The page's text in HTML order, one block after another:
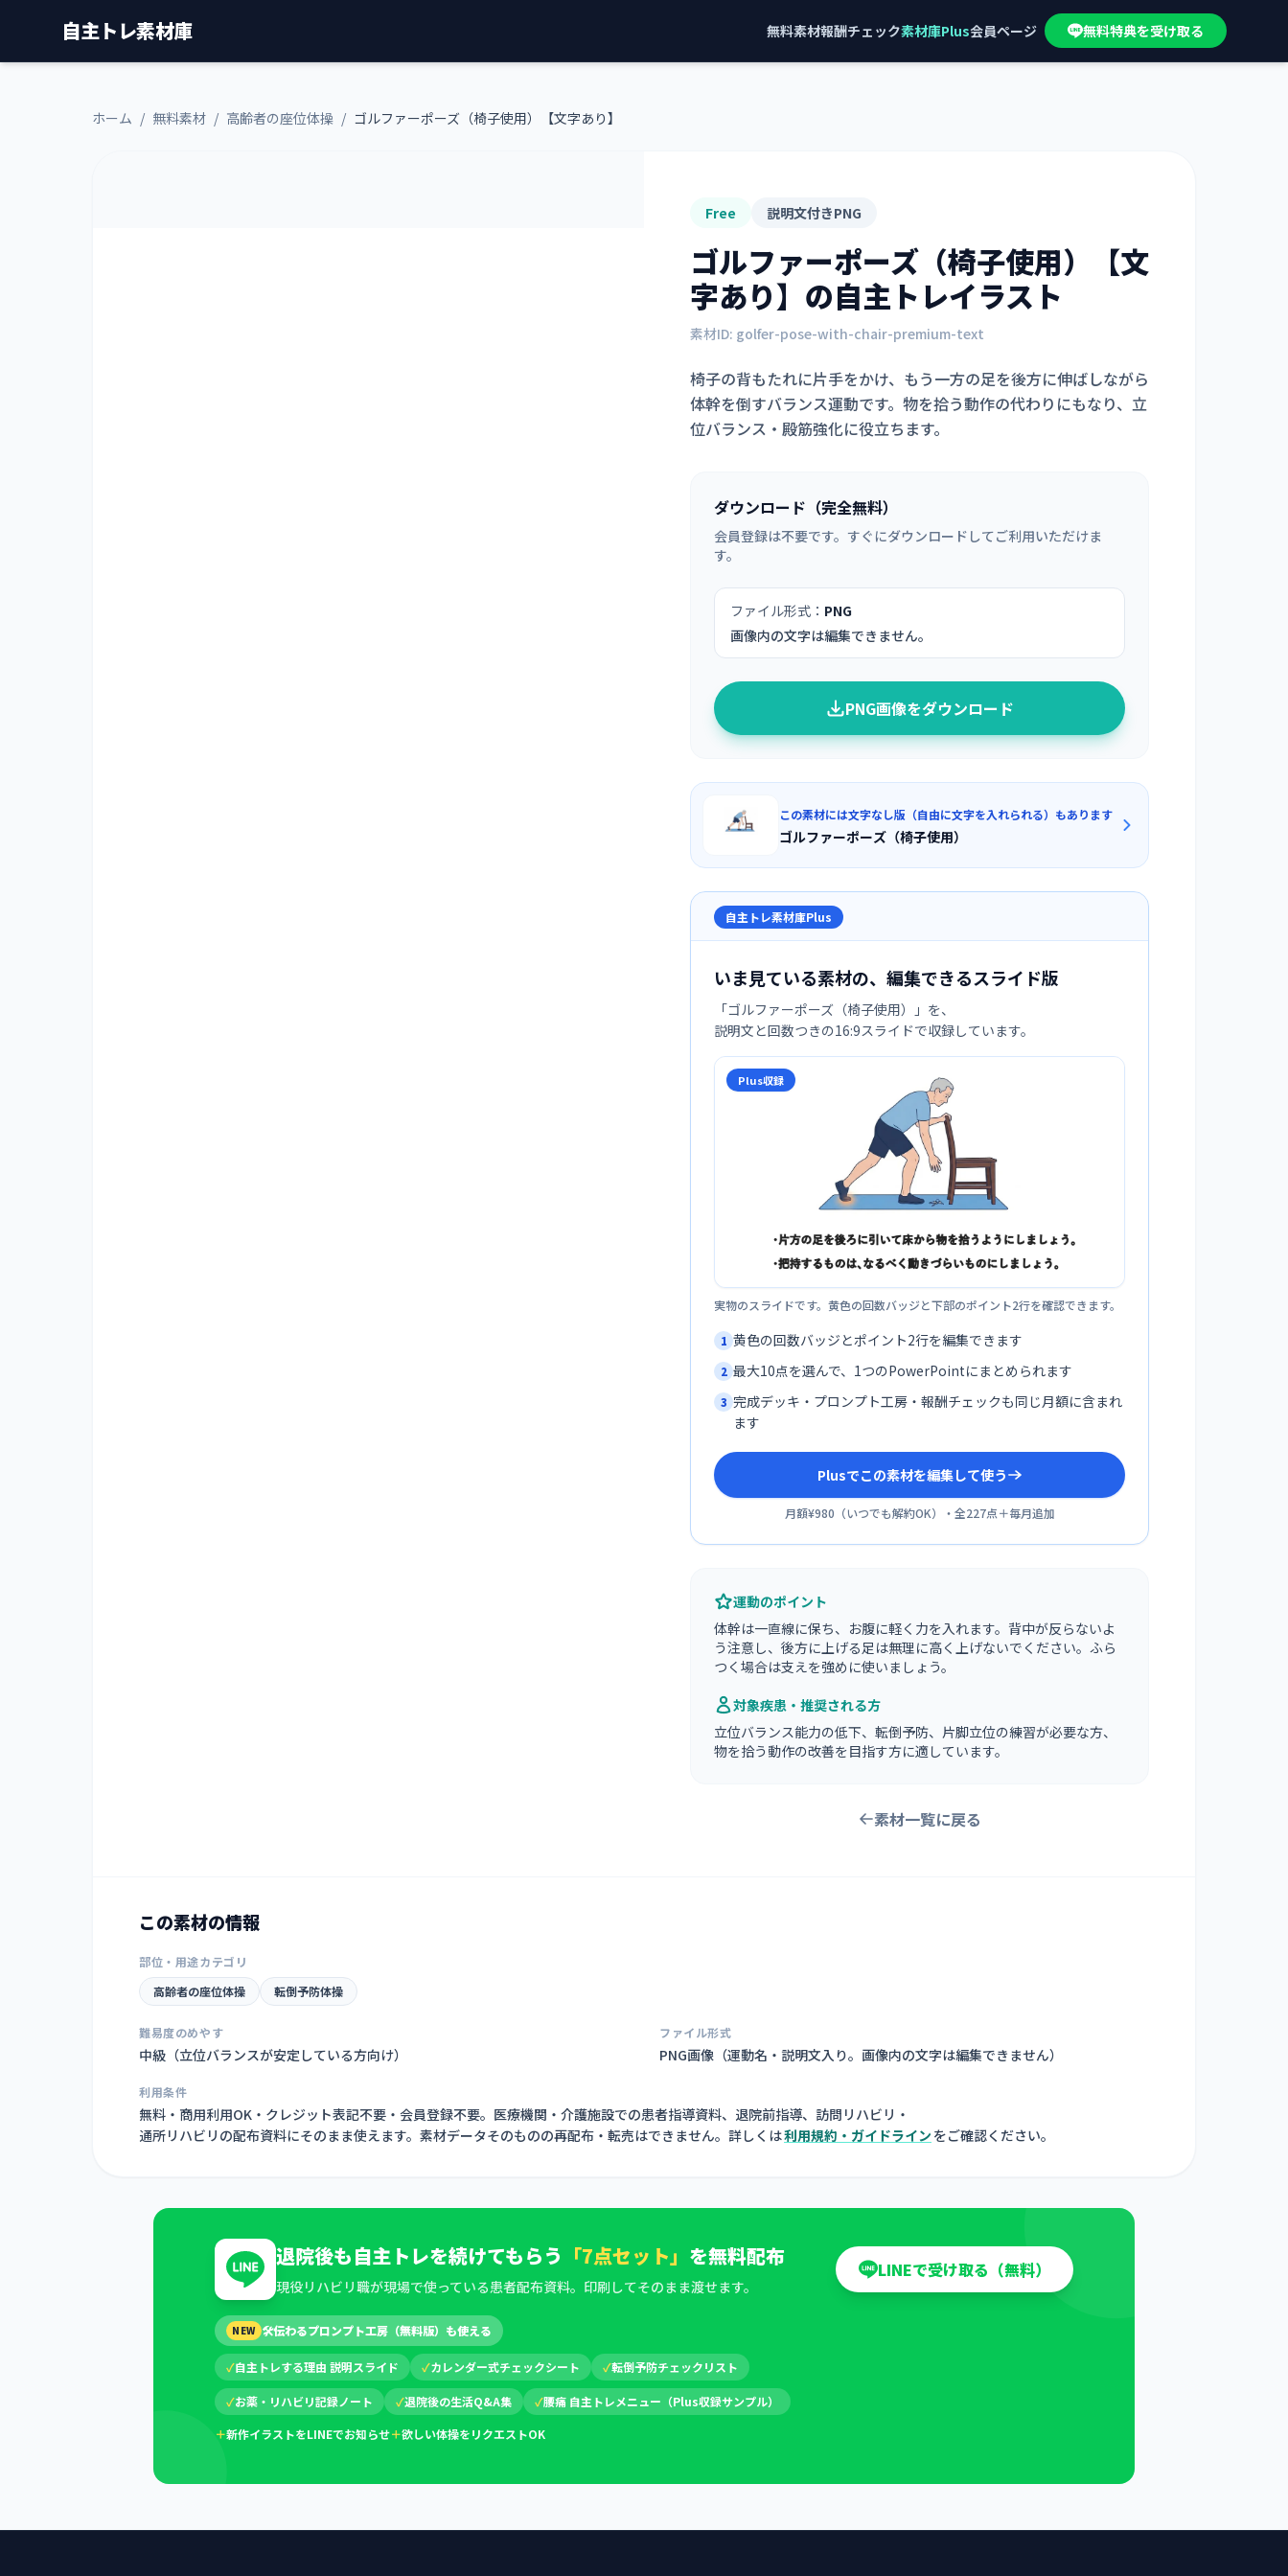
自主トレ素材庫 無料素材報酬チェック素材庫Plus会員ページ 無料特典を受け取る
ホーム / 無料素材 / 高齢者の座位体操 / ゴルファーポーズ（椅子使用）【文字あり】
Free 説明文付きPNG
ゴルファーポーズ（椅子使用）【文
字あり】 の自主トレイラスト
素材ID: golfer-pose-with-chair-premium-text
椅子の背もたれに片手をかけ、もう一方の足を後方に伸ばしながら
体幹を倒すバランス運動です。物を拾う動作の代わりにもなり、立
位バランス・殿筋強化に役立ちます。
ダウンロード（完全無料）
会員登録は不要です。すぐにダウンロードしてご利用いただけま
す。
ファイル形式： PNG
画像内の文字は編集できません。
PNG画像をダウンロード
この素材には文字なし版（自由に文字を入れられる）もあります
ゴルファーポーズ（椅子使用）
自主トレ素材庫Plus
いま見ている素材の、編集できるスライド版
「ゴルファーポーズ（椅子使用）
」を、
説明文と回数つきの16:9スライドで収録しています。
Plus収録
実物のスライドです。黄色の回数バッジと下部のポイント2行を確認できます。
1 黄色の回数バッジとポイント2行を編集できます
2 最大10点を選んで、1つのPowerPointにまとめられます
3 完成デッキ・プロンプト工房・報酬チェックも同じ月額に含まれ
ます
Plusでこの素材を編集して使う
月額¥980 （いつでも解約OK）・全227点＋毎月追加
運動のポイント
体幹は一直線に保ち、お腹に軽く力を入れます。背中が反らないよ
う注意し、後方に上げる足は無理に高く上げないでください。ふら
つく場合は支えを強めに使いましょう。
対象疾患・推奨される方
立位バランス能力の低下、転倒予防、片脚立位の練習が必要な方、
物を拾う動作の改善を目指す方に適しています。
素材一覧に戻る
この素材の情報
部位・用途カテゴリ
高齢者の座位体操
転倒予防体操
難易度のめやす
中級（立位バランスが安定している方向け）
ファイル形式
PNG画像（運動名・説明文入り。画像内の文字は編集できません）
利用条件
無料・商用利用OK・クレジット表記不要・会員登録不要。医療機関・介護施設での患者指導資料、退院前指導、訪問リハビリ・
通所リハビリの配布資料にそのまま使えます。素材データそのものの再配布・転売はできません。詳しくは利用規約・ガイドライン をご確認ください。
退院後も自主トレを続けてもらう 「7点セット」 を無料配布
現役リハビリ職が現場で使っている患者配布資料。印刷してそのまま渡せます。
LINEで受け取る（無料）
NEW 🛠伝わるプロンプト工房（無料版）も使える
✓自主トレする理由 説明スライド ✓カレンダー式チェックシート ✓転倒予防チェックリスト
✓お薬・リハビリ記録ノート ✓退院後の生活Q&A集 ✓腰痛 自主トレメニュー（Plus収録サンプル）
＋新作イラストをLINEでお知らせ＋欲しい体操をリクエストOK